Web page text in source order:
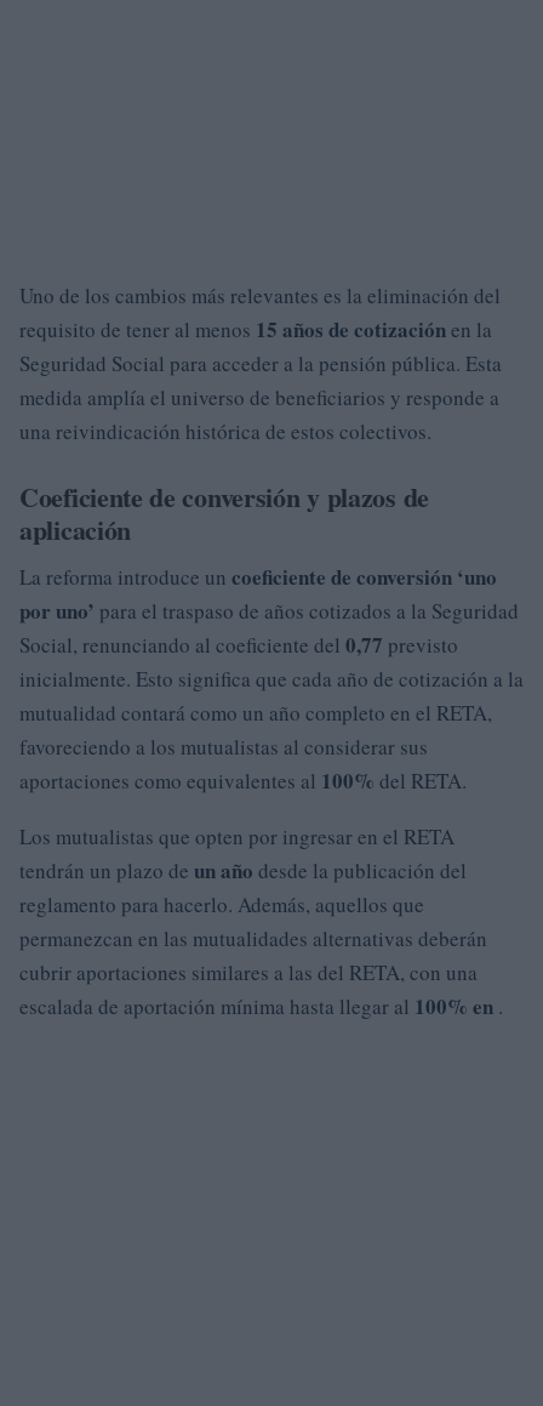
Uno de los cambios más relevantes es la eliminación del
requisito de tener al menos 15 años de cotizaciónen la
Seguridad Social para acceder a la pensión pública. Esta
medida amplía el universo de beneficiarios y responde a
una reivindicación histórica de estos colectivos.
Coeficiente de conversión y plazos de
aplicación
La reforma introduce un coeficiente de conversión ‘uno
por uno’ para el traspaso de años cotizados a la Seguridad
Social, renunciando al coeficiente del 0,77 previsto
inicialmente. Esto significa que cada año de cotización a la
mutualidad contará como un año completo en el RETA,
favoreciendo a los mutualistas al considerar sus
aportaciones como equivalentes al 100% del RETA.
Los mutualistas que opten por ingresar en el RETA
tendrán un plazo de un año desde la publicación del
reglamento para hacerlo. Además, aquellos que
permanezcan en las mutualidades alternativas deberán
cubrir aportaciones similares a las del RETA, con una
escalada de aportación mínima hasta llegar al 100% en .